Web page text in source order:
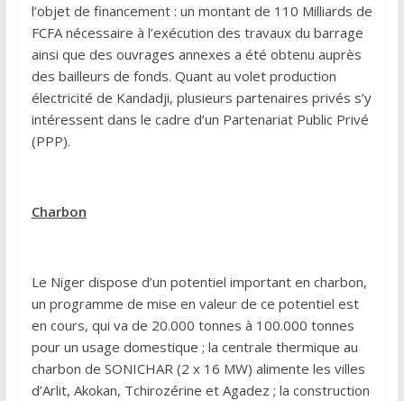
l’objet de financement : un montant de 110 Milliards de
FCFA nécessaire à l’exécution des travaux du barrage
ainsi que des ouvrages annexes a été obtenu auprès
des bailleurs de fonds. Quant au volet production
électricité de Kandadji, plusieurs partenaires privés s’y
intéressent dans le cadre d’un Partenariat Public Privé
(PPP).
Charbon
Le Niger dispose d’un potentiel important en charbon,
un programme de mise en valeur de ce potentiel est
en cours, qui va de 20.000 tonnes à 100.000 tonnes
pour un usage domestique ; la centrale thermique au
charbon de SONICHAR (2 x 16 MW) alimente les villes
d’Arlit, Akokan, Tchirozérine et Agadez ; la construction